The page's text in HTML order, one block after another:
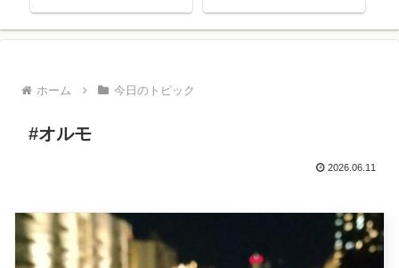
ホーム 今日のトピック
#オルモ
2026.06.11